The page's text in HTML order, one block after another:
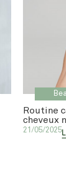
Routine
cheveux
21/05/2025